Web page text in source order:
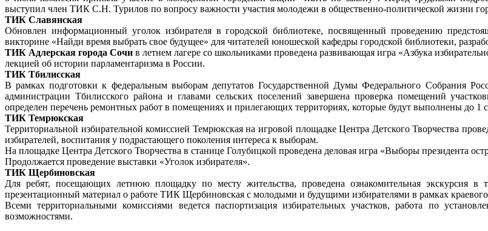
выступил член ТИК С.Н. Турилов по вопросу важности участия молодежи в общественно-политической жизни
ТИК Славянская
Обновлен информационный уголок избирателя в городской библиотеке, посвященный проведению
викторине «Найди время выбрать свое будущее» для читателей юношеской кафедры городской библиотеки,
ТИК Адлерская города Сочи в летнем лагере со школьниками проведена развивающая игра «Азбука
лекцией об истории парламентаризма в России.
ТИК Тбилисская
В рамках подготовки к федеральным выборам депутатов Государственной Думы Федерального Собрания
администрации Тбилисского района и главами сельских поселений завершена проверка помещений
определен перечень ремонтных работ в помещениях и прилегающих территориях, которые будут выполнены до 1
ТИК Темрюкская
Территориальной избирательной комиссией Темрюкская на игровой площадке Центра Детского Творчества
избирателей, воспитания у подрастающего поколения интереса к выборам.
На площадке Центра Детского Творчества в станице Голубицкой проведена деловая игра «Выборы президента
Продолжается проведение выставки «Уголок избирателя».
ТИК Щербиновская
Для ребят, посещающих летнюю площадку по месту жительства, проведена ознакомительная экскурсия в
презентационный материал о работе ТИК Щербиновская с молодыми и будущими избирателями в рамках
Всеми территориальными комиссиями ведется паспортизация избирательных участков, работа по
возможностями.